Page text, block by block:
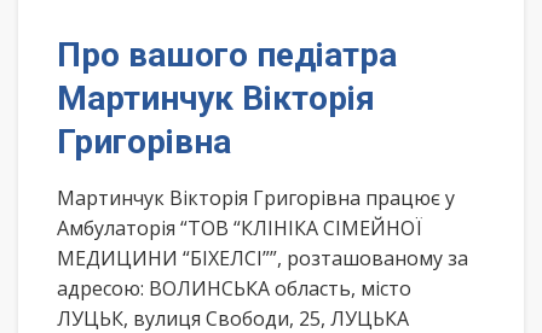
Про вашого педіатра
Мартинчук Вікторія
Григорівна
Мартинчук Вікторія Григорівна працює у
Амбулаторія “ТОВ “КЛІНІКА СІМЕЙНОЇ
МЕДИЦИНИ “БІХЕЛСІ””, розташованому за
адресою: ВОЛИНСЬКА область, місто
ЛУЦЬК, вулиця Свободи, 25, ЛУЦЬКА